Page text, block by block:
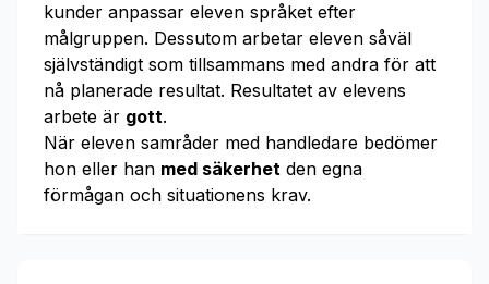
kunder anpassar eleven språket efter
målgruppen. Dessutom arbetar eleven såväl
självständigt som tillsammans med andra för att
nå planerade resultat. Resultatet av elevens
arbete är gott.
När eleven samråder med handledare bedömer
hon eller han med säkerhet den egna
förmågan och situationens krav.